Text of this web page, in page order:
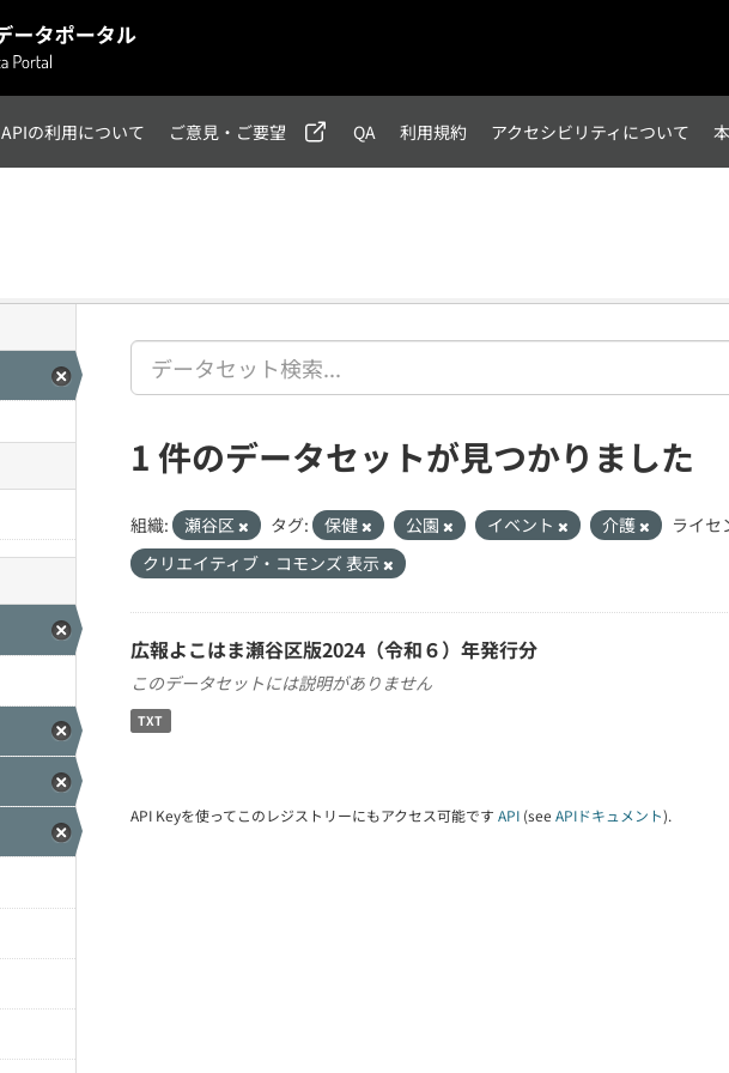
APIの利用について ご意見・ご要望 QA 利用規約 アクセシビリティについて
1 件のデータセットが見つかりました
組織: 瀬谷区 タグ: 保健 公園 イベント 介護
ライセ
クリエイティブ・コモンズ 表示
広報よこはま瀬谷区版2024（令和６）年発行分
このデータセットには説明がありません
TXT
API Keyを使ってこのレジストリーにもアクセス可能です API (see APIドキュメント).